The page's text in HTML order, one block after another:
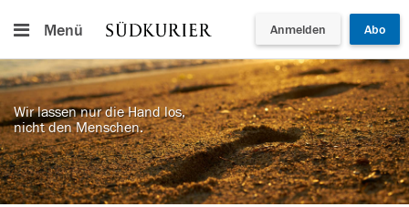
Menü Anmelden Abo
Wir lassen nur die Hand los,
nicht den Menschen.